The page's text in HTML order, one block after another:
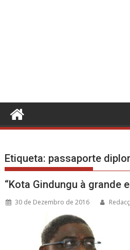
Etiqueta: passaporte
“Kota Gindungu à grande
30 de Dezembro de 2016